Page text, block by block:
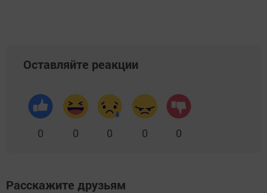
Оставляйте реакции
0 0 0 0 0
Расскажите друзьям